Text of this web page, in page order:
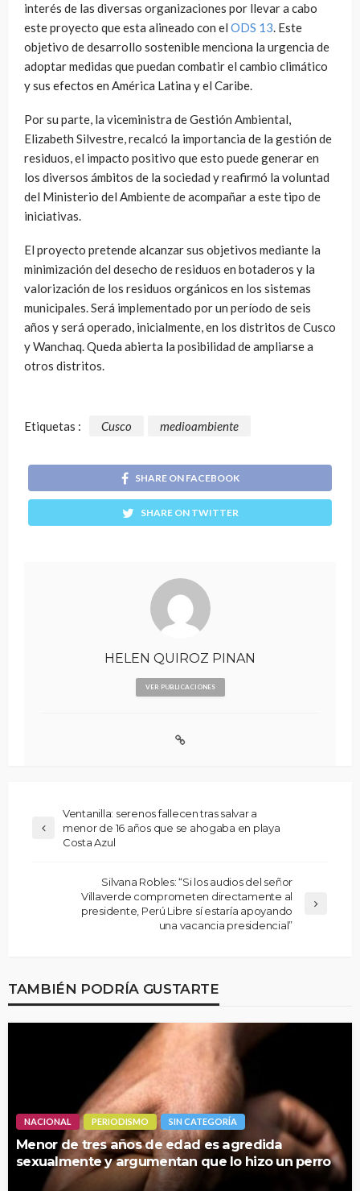
interés de las diversas organizaciones por llevar a cabo
este proyecto que esta alineado con el ODS 13. Este
objetivo de desarrollo sostenible menciona la urgencia de
adoptar medidas que puedan combatir el cambio climático
y sus efectos en América Latina y el Caribe.
Por su parte, la viceministra de Gestión Ambiental,
Elizabeth Silvestre, recalcó la importancia de la gestión de
residuos, el impacto positivo que esto puede generar en
los diversos ámbitos de la sociedad y reafirmó la voluntad
del Ministerio del Ambiente de acompañar a este tipo de
iniciativas.
El proyecto pretende alcanzar sus objetivos mediante la
minimización del desecho de residuos en botaderos y la
valorización de los residuos orgánicos en los sistemas
municipales. Será implementado por un período de seis
años y será operado, inicialmente, en los distritos de Cusco
y Wanchaq. Queda abierta la posibilidad de ampliarse a
otros distritos.
Etiquetas : Cusco medioambiente
SHARE ON FACEBOOK
SHARE ON TWITTER
HELEN QUIROZ PINAN
VER PUBLICACIONES
Ventanilla: serenos fallecen tras salvar a
menor de 16 años que se ahogaba en playa
Costa Azul
Silvana Robles: “Si los audios del señor
Villaverde comprometen directamente al
presidente, Perú Libre sí estaría apoyando
una vacancia presidencial”
TAMBIÉN PODRÍA GUSTARTE
NACIONAL PERIODISMO SIN CATEGORÍA
Menor de tres años de edad es agredida
sexualmente y argumentan que lo hizo un perro